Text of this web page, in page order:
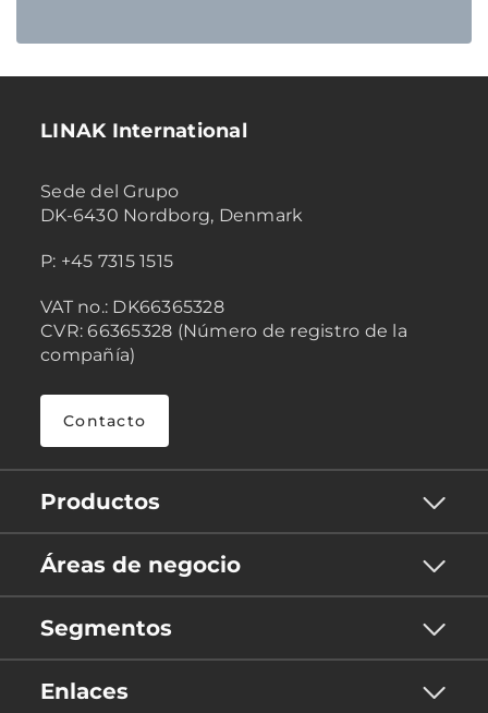
LINAK International
Sede del Grupo
DK-6430 Nordborg, Denmark
P: +45 7315 1515
VAT no.: DK66365328
CVR: 66365328 (Número de registro de la
compañía)
Contacto
Productos
Áreas de negocio
Segmentos
Enlaces